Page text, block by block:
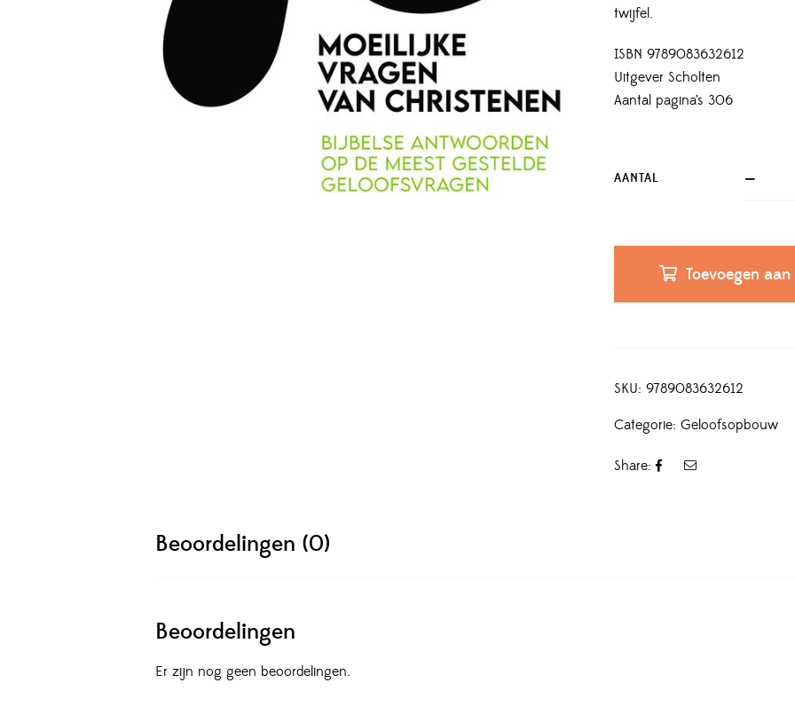
twijfel.
ISBN 9789083632612
Uitgever Scholten
Aantal pagina’s 306
AANTAL
Toevoegen
SKU: 9789083632612
Categorie: Geloofsopbouw
Share:
Beoordelingen (0)
Beoordelingen
Er zijn nog geen beoordelingen.